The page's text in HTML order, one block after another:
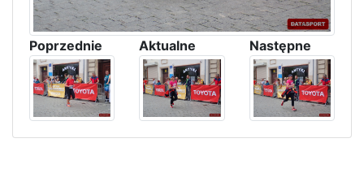
Poprzednie Aktualne Następne